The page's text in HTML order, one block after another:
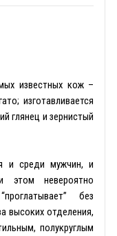
известных кож –
изготавливается
глянец и зернистый
и среди мужчин, и
невероятно
без
высоких отделения,
полукруглым